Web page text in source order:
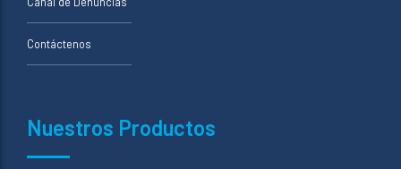
Contáctenos
Nuestros Productos